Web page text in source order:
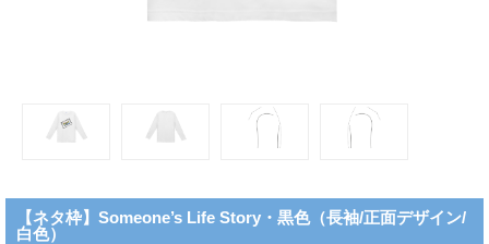
【ネタ枠】Someone’s Life Story・黒色（長袖/正面デザイン/
白色）